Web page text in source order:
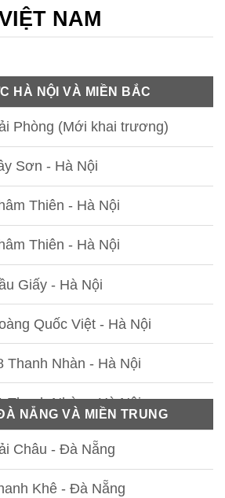
NAM
HÀ NỘI VÀ MIỀN BẮC
Phòng (Mới khai trương)
Sơn - Hà Nội
Thiên - Hà Nội
Thiên - Hà Nội
Giấy - Hà Nội
Quốc Việt - Hà Nội
Thanh Nhàn - Hà Nội
Thanh Nhàn - Hà Nội
Thịnh - Hà Nội
Chân - Hải Phòng
NẴNG VÀ MIỀN TRUNG
Châu - Đà Nẵng
Khê - Đà Nẵng